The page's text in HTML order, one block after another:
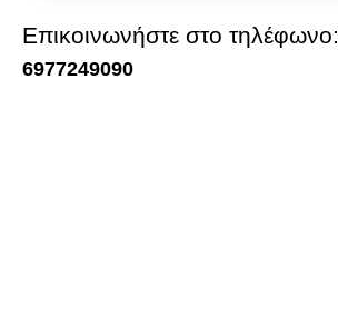
Επικοινωνήστε στο τηλέφωνο:
6977249090